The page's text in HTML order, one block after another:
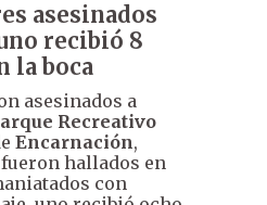
asesinados
recibió 8
la boca
asesinados a
Recreativo
Encarnación,
hallados en
con